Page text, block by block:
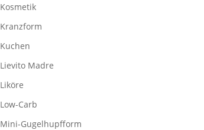
Kosmetik
Kranzform
Kuchen
Lievito Madre
Liköre
Low-Carb
Mini-Gugelhupfform